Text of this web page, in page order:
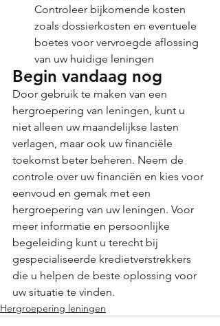
Controleer bijkomende kosten
zoals dossierkosten en eventuele
boetes voor vervroegde aflossing
van uw huidige leningen​
Begin vandaag nog
Door gebruik te maken van een
hergroepering van leningen, kunt u
niet alleen uw maandelijkse lasten
verlagen, maar ook uw financiële
toekomst beter beheren. Neem de
controle over uw financiën en kies voor
eenvoud en gemak met een
hergroepering van uw leningen. Voor
meer informatie en persoonlijke
begeleiding kunt u terecht bij
gespecialiseerde kredietverstrekkers
die u helpen de beste oplossing voor
uw situatie te vinden.
Hergroepering leningen